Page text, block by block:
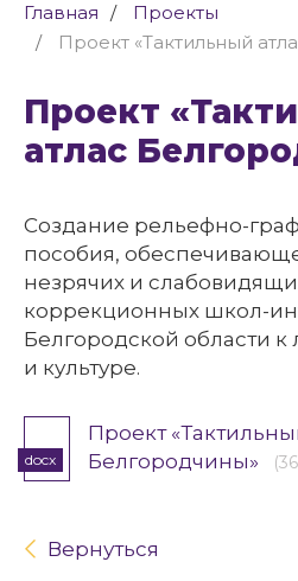
Главная
Проекты
Проект «Тактильный
Проект «Тактильный
атлас
Создание рельефно-
пособия,
незрячих и
коррекционных школ-
Белгородской области к
и культуре.
docx
Проект
Белгородчины»
Вернуться